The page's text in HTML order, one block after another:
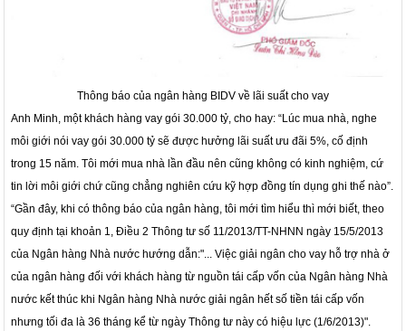
Thông báo của ngân hàng BIDV về lãi suất cho vay
Anh Minh, một khách hàng vay gói 30.000 tỷ, cho hay: “Lúc mua nhà, nghe
môi giới nói vay gói 30.000 tỷ sẽ được hưởng lãi suất ưu đãi 5%, cố định
trong 15 năm. Tôi mới mua nhà lần đầu nên cũng không có kinh nghiệm, cứ
tin lời môi giới chứ cũng chẳng nghiên cứu kỹ hợp đồng tín dụng ghi thế nào”.
“Gần đây, khi có thông báo của ngân hàng, tôi mới tìm hiểu thì mới biết, theo
quy định tại khoản 1, Điều 2 Thông tư số 11/2013/TT-NHNN ngày 15/5/2013
của Ngân hàng Nhà nước hướng dẫn:"... Việc giải ngân cho vay hỗ trợ nhà ở
của ngân hàng đối với khách hàng từ nguồn tái cấp vốn của Ngân hàng Nhà
nước kết thúc khi Ngân hàng Nhà nước giải ngân hết số tiền tái cấp vốn
nhưng tối đa là 36 tháng kể từ ngày Thông tư này có hiệu lực (1/6/2013)".